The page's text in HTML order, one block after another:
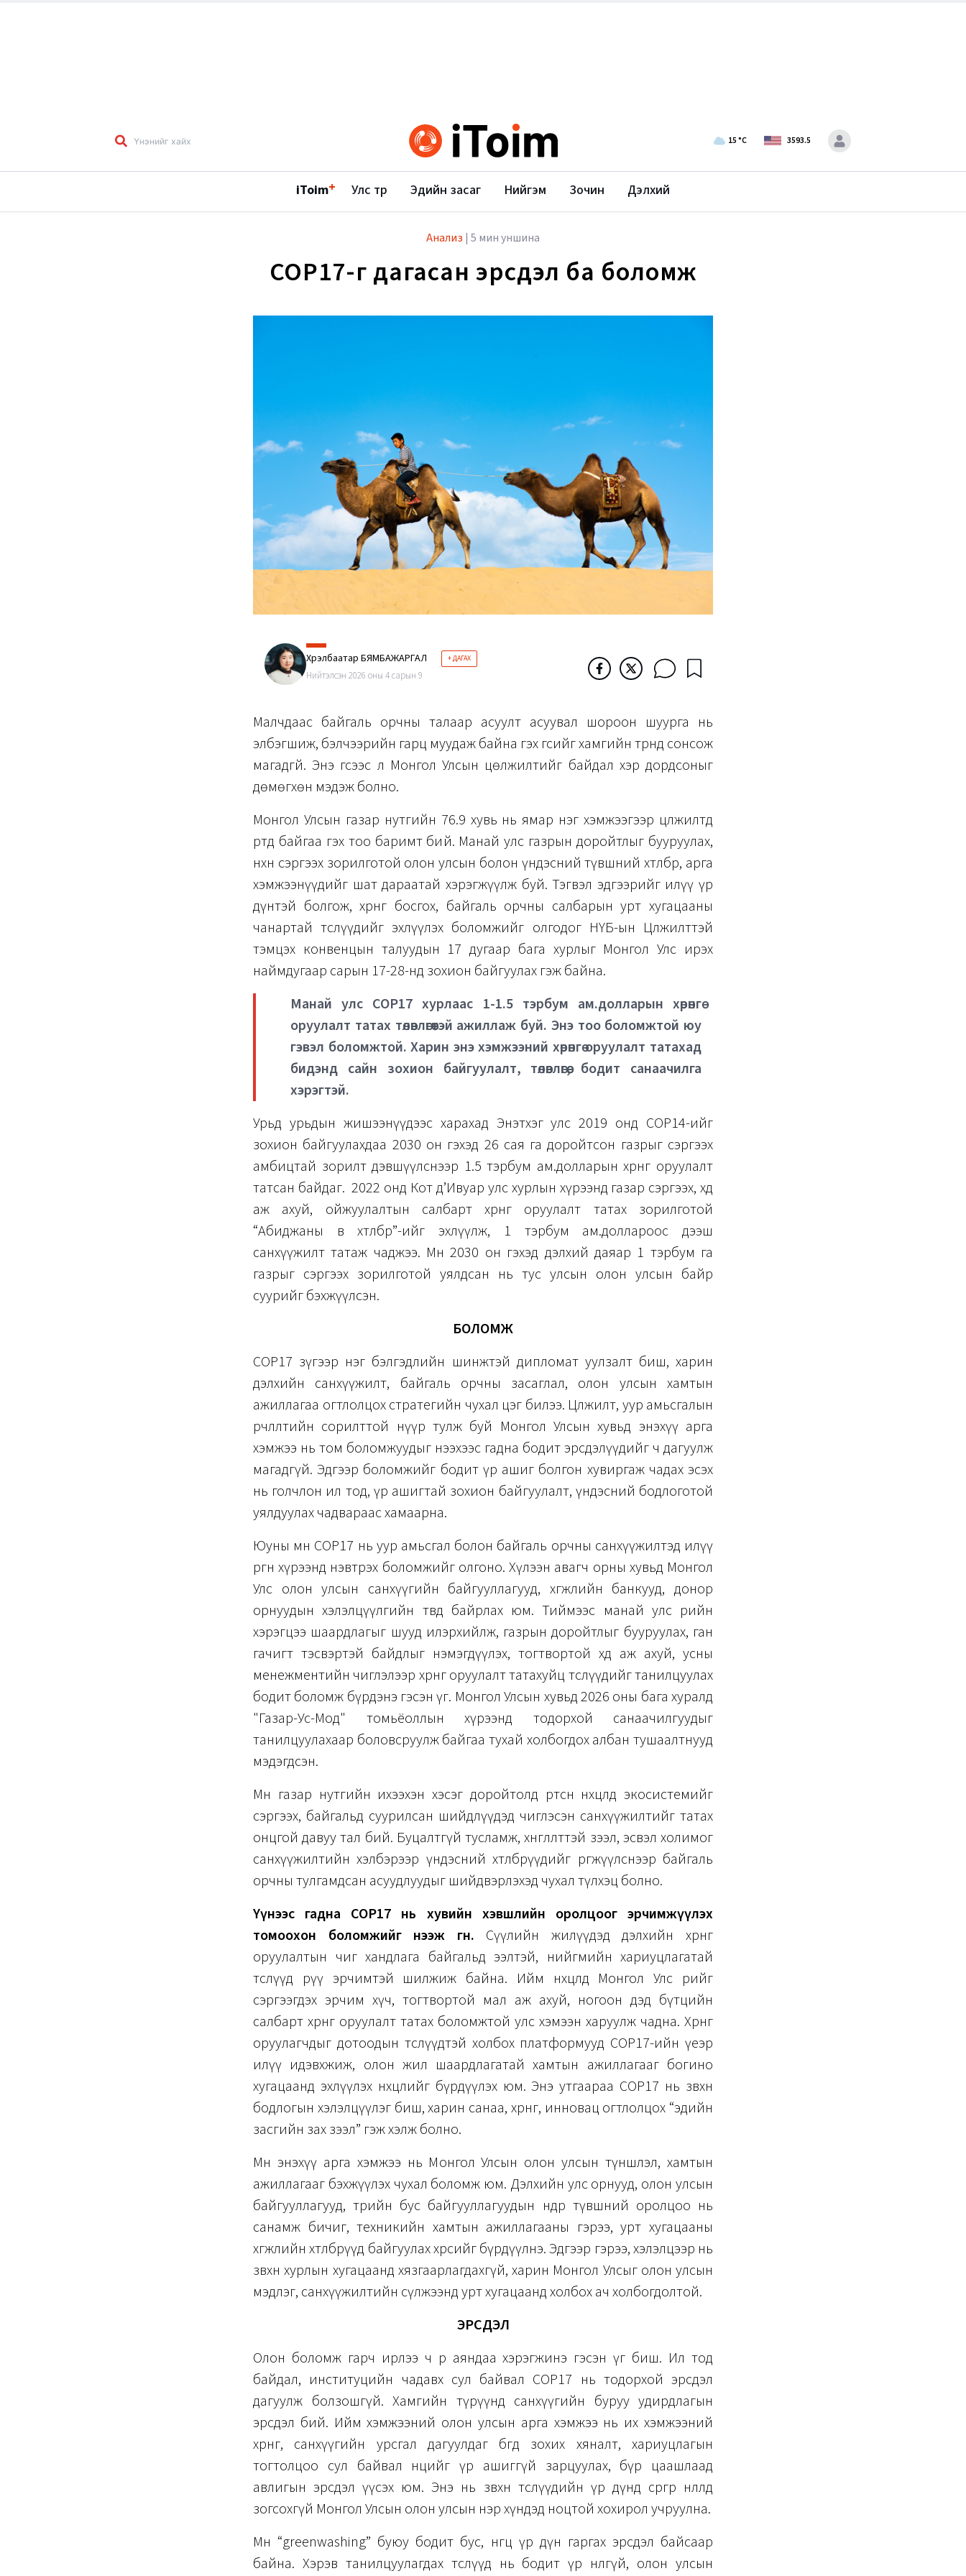
15°C 3593.5
iToim+ Улс төр Эдийн засаг Нийгэм Зочин Дэлхий
Анализ | 5 мин уншина
COP17-г дагасан эрсдэл ба боломж
Хүрэлбаатар БЯМБАЖАРГАЛ + ДАГАХ
Нийтэлсэн 2026 оны 4 сарын 9
Малчдаас байгаль орчны талаар асуулт асуувал шороон шуурга нь
элбэгшиж, бэлчээрийн гарц муудаж байна гэх үгсийг хамгийн түрүүнд сонсож
магадгүй. Энэ үгсээс л Монгол Улсын цөлжилтийг байдал хэр дордсоныг
дөмөгхөн мэдэж болно.
Монгол Улсын газар нутгийн 76.9 хувь нь ямар нэг хэмжээгээр цөлжилтөд
өртөөд байгаа гэх тоо баримт бий. Манай улс газрын доройтлыг бууруулах,
нөхөн сэргээх зорилготой олон улсын болон үндэсний түвшний хөтөлбөр, арга
хэмжээнүүдийг шат дараатай хэрэгжүүлж буй. Тэгвэл эдгээрийг илүү үр
дүнтэй болгож, хөрөнгө босгох, байгаль орчны салбарын урт хугацааны
чанартай төслүүдийг эхлүүлэх боломжийг олгодог НҮБ-ын Цөлжилттэй
тэмцэх конвенцын талуудын 17 дугаар бага хурлыг Монгол Улс ирэх
наймдугаар сарын 17-28-нд зохион байгуулах гэж байна.
Манай улс COP17 хурлаас 1-1.5 тэрбум ам.долларын хөрөнгө
оруулалт татах төлөвлөгөөтэй ажиллаж буй. Энэ тоо боломжтой юу
гэвэл боломжтой. Харин энэ хэмжээний хөрөнгө оруулалт татахад
бидэнд сайн зохион байгуулалт, төлөвлөгөө, бодит санаачилга
хэрэгтэй.
Урьд урьдын жишээнүүдээс харахад Энэтхэг улс 2019 онд COP14-ийг
зохион байгуулахдаа 2030 он гэхэд 26 сая га доройтсон газрыг сэргээх
амбицтай зорилт дэвшүүлснээр 1.5 тэрбум ам.долларын хөрөнгө оруулалт
татсан байдаг. 2022 онд Кот д’Ивуар улс хурлын хүрээнд газар сэргээх, хөдөө
аж ахуй, ойжуулалтын салбарт хөрөнгө оруулалт татах зорилготой
“Абиджаны өв хөтөлбөр”-ийг эхлүүлж, 1 тэрбум ам.доллароос дээш
санхүүжилт татаж чаджээ. Мөн 2030 он гэхэд дэлхий даяар 1 тэрбум га
газрыг сэргээх зорилготой уялдсан нь тус улсын олон улсын байр
суурийг бэхжүүлсэн.
БОЛОМЖ
COP17 зүгээр нэг бэлгэдлийн шинжтэй дипломат уулзалт биш, харин
дэлхийн санхүүжилт, байгаль орчны засаглал, олон улсын хамтын
ажиллагаа огтлолцох стратегийн чухал цэг билээ. Цөлжилт, уур амьсгалын
өөрчлөлтийн сорилттой нүүр тулж буй Монгол Улсын хувьд энэхүү арга
хэмжээ нь том боломжуудыг нээхээс гадна бодит эрсдэлүүдийг ч дагуулж
магадгүй. Эдгээр боломжийг бодит үр ашиг болгон хувиргаж чадах эсэх
нь голчлон ил тод, үр ашигтай зохион байгуулалт, үндэсний бодлоготой
уялдуулах чадвараас хамаарна.
Юуны өмнө COP17 нь уур амьсгал болон байгаль орчны санхүүжилтэд илүү
өргөн хүрээнд нэвтрэх боломжийг олгоно. Хүлээн авагч орны хувьд Монгол
Улс олон улсын санхүүгийн байгууллагууд, хөгжлийн банкууд, донор
орнуудын хэлэлцүүлгийн төвд байрлах юм. Тиймээс манай улс өөрийн
хэрэгцээ шаардлагыг шууд илэрхийлж, газрын доройтлыг бууруулах, ган
гачигт тэсвэртэй байдлыг нэмэгдүүлэх, тогтвортой хөдөө аж ахуй, усны
менежментийн чиглэлээр хөрөнгө оруулалт татахуйц төслүүдийг танилцуулах
бодит боломж бүрдэнэ гэсэн үг. Монгол Улсын хувьд 2026 оны бага хуралд
"Газар-Ус-Мод" томьёоллын хүрээнд тодорхой санаачилгуудыг
танилцуулахаар боловсруулж байгаа тухай холбогдох албан тушаалтнууд
мэдэгдсэн.
Мөн газар нутгийн ихээхэн хэсэг доройтолд өртсөн нөхцөлд экосистемийг
сэргээх, байгальд суурилсан шийдлүүдэд чиглэсэн санхүүжилтийг татах
онцгой давуу тал бий. Буцалтгүй тусламж, хөнгөлөлттэй зээл, эсвэл холимог
санхүүжилтийн хэлбэрээр үндэсний хөтөлбөрүүдийг өргөжүүлснээр байгаль
орчны тулгамдсан асуудлуудыг шийдвэрлэхэд чухал түлхэц болно.
Үүнээс гадна COP17 нь хувийн хэвшлийн оролцоог эрчимжүүлэх
томоохон боломжийг нээж өгнө. Сүүлийн жилүүдэд дэлхийн хөрөнгө
оруулалтын чиг хандлага байгальд ээлтэй, нийгмийн хариуцлагатай
төслүүд рүү эрчимтэй шилжиж байна. Ийм нөхцөлд Монгол Улс өөрийгөө
сэргээгдэх эрчим хүч, тогтвортой мал аж ахуй, ногоон дэд бүтцийн
салбарт хөрөнгө оруулалт татах боломжтой улс хэмээн харуулж чадна. Хөрөнгө
оруулагчдыг дотоодын төслүүдтэй холбох платформууд COP17-ийн үеэр
илүү идэвхжиж, олон жил шаардлагатай хамтын ажиллагааг богино
хугацаанд эхлүүлэх нөхцөлийг бүрдүүлэх юм. Энэ утгаараа COP17 нь зөвхөн
бодлогын хэлэлцүүлэг биш, харин санаа, хөрөнгө, инновац огтлолцох “эдийн
засгийн зах зээл” гэж хэлж болно.
Мөн энэхүү арга хэмжээ нь Монгол Улсын олон улсын түншлэл, хамтын
ажиллагааг бэхжүүлэх чухал боломж юм. Дэлхийн улс орнууд, олон улсын
байгууллагууд, төрийн бус байгууллагуудын өндөр түвшний оролцоо нь
санамж бичиг, техникийн хамтын ажиллагааны гэрээ, урт хугацааны
хөгжлийн хөтөлбөрүүд байгуулах хөрсийг бүрдүүлнэ. Эдгээр гэрээ, хэлэлцээр нь
зөвхөн хурлын хугацаанд хязгаарлагдахгүй, харин Монгол Улсыг олон улсын
мэдлэг, санхүүжилтийн сүлжээнд урт хугацаанд холбох ач холбогдолтой.
ЭРСДЭЛ
Олон боломж гарч ирлээ ч өөрөө аяндаа хэрэгжинэ гэсэн үг биш. Ил тод
байдал, институцийн чадавх сул байвал COP17 нь тодорхой эрсдэл
дагуулж болзошгүй. Хамгийн түрүүнд санхүүгийн буруу удирдлагын
эрсдэл бий. Ийм хэмжээний олон улсын арга хэмжээ нь их хэмжээний
хөрөнгө, санхүүгийн урсгал дагуулдаг бөгөөд зохих хяналт, хариуцлагын
тогтолцоо сул байвал нөөцийг үр ашиггүй зарцуулах, бүр цаашлаад
авлигын эрсдэл үүсэх юм. Энэ нь зөвхөн төслүүдийн үр дүнд сөргөөр нөлөөлөөд
зогсохгүй Монгол Улсын олон улсын нэр хүндэд ноцтой хохирол учруулна.
Мөн “greenwashing” буюу бодит бус, өнгөц үр дүн гаргах эрсдэл байсаар
байна. Хэрэв танилцуулагдах төслүүд нь бодит үр нөлөөгүй, олон улсын